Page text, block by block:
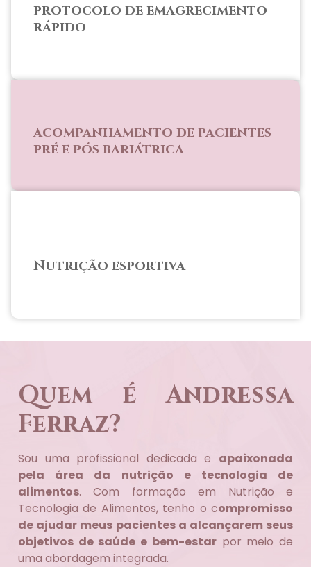
protocolo de emagrecimento
rápido
acompanhamento de pacientes
pré e pós bariátrica
Nutrição esportiva
Quem é Andressa
Ferraz?
Sou uma profissional dedicada e apaixonada
pela área da nutrição e tecnologia de
alimentos. Com formação em Nutrição e
Tecnologia de Alimentos, tenho o compromisso
de ajudar meus pacientes a alcançarem seus
objetivos de saúde e bem-estarpor meio de
uma abordagem integrada.